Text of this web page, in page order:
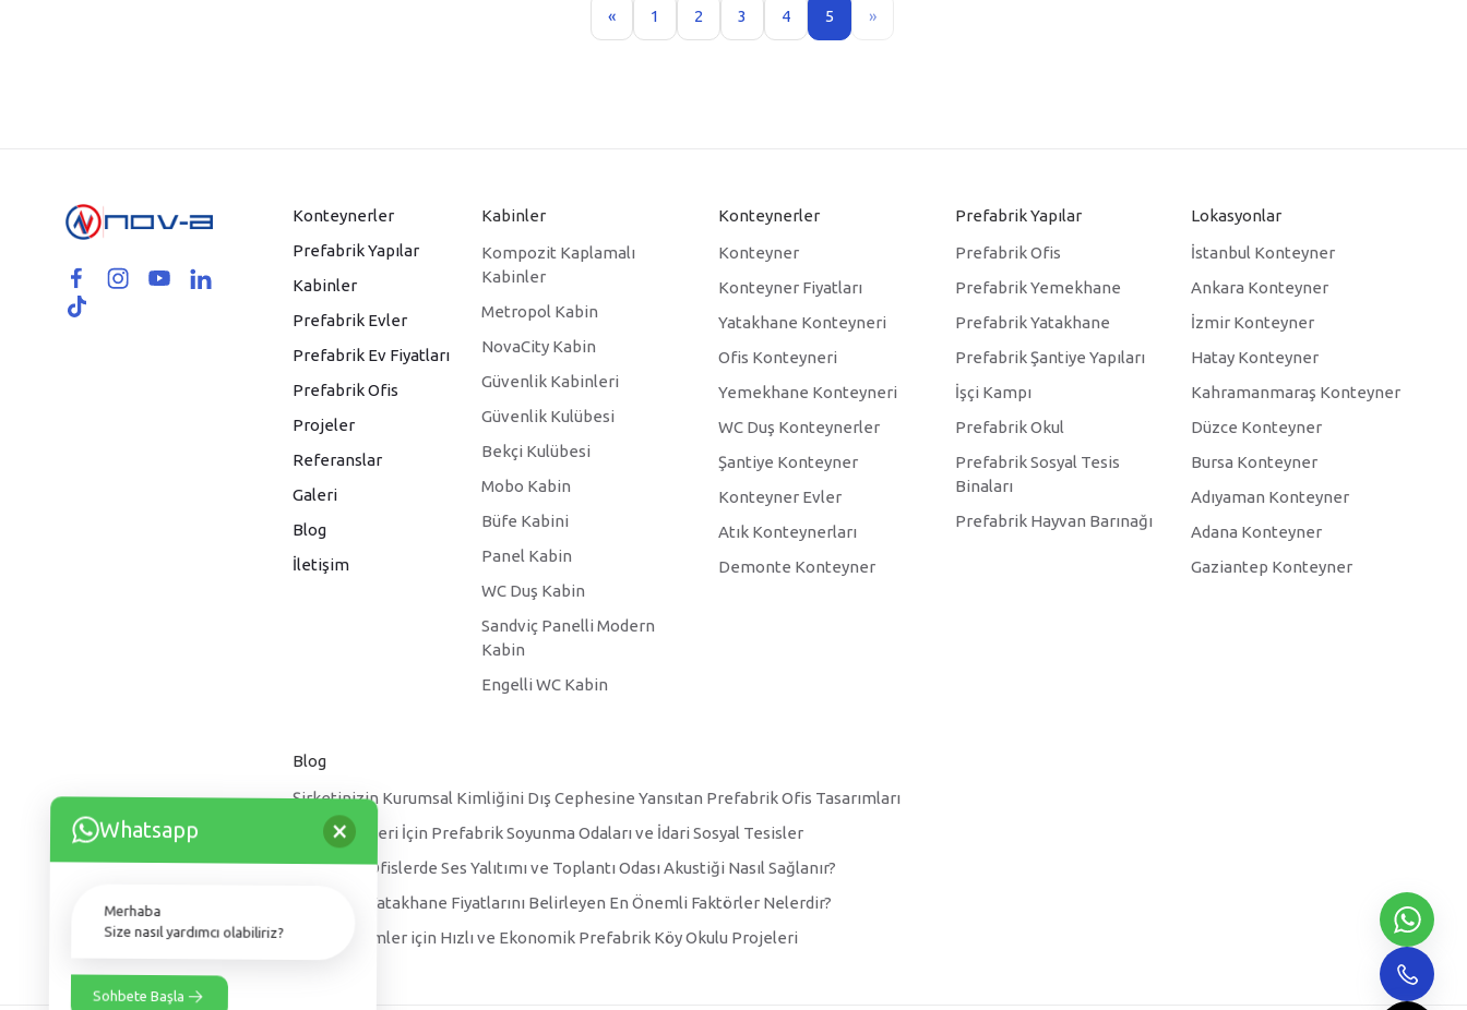
« 1 2 3 4 5 »
Konteynerler
Prefabrik Yapılar
Kabinler
Prefabrik Evler
Prefabrik Ev Fiyatları
Prefabrik Ofis
Projeler
Referanslar
Galeri
Blog
İletişim
Kabinler
Kompozit Kaplamalı
Kabinler
Metropol Kabin
NovaCity Kabin
Güvenlik Kabinleri
Güvenlik Kulübesi
Bekçi Kulübesi
Mobo Kabin
Büfe Kabini
Panel Kabin
WC Duş Kabin
Sandviç Panelli Modern
Kabin
Engelli WC Kabin
Konteynerler
Konteyner
Konteyner Fiyatları
Yatakhane Konteyneri
Ofis Konteyneri
Yemekhane Konteyneri
WC Duş Konteynerler
Şantiye Konteyner
Konteyner Evler
Atık Konteynerları
Demonte Konteyner
Prefabrik Yapılar
Prefabrik Ofis
Prefabrik Yemekhane
Prefabrik Yatakhane
Prefabrik Şantiye Yapıları
İşçi Kampı
Prefabrik Okul
Prefabrik Sosyal Tesis
Binaları
Prefabrik Hayvan Barınağı
Lokasyonlar
İstanbul Konteyner
Ankara Konteyner
İzmir Konteyner
Hatay Konteyner
Kahramanmaraş Konteyner
Düzce Konteyner
Bursa Konteyner
Adıyaman Konteyner
Adana Konteyner
Gaziantep Konteyner
Blog
Şirketinizin Kurumsal Kimliğini Dış Cephesine Yansıtan Prefabrik Ofis Tasarımları
Spor Kulüpleri İçin Prefabrik Soyunma Odaları ve İdari Sosyal Tesisler
Prefabrik Ofislerde Ses Yalıtımı ve Toplantı Odası Akustiği Nasıl Sağlanır?
Prefabrik Yatakhane Fiyatlarını Belirleyen En Önemli Faktörler Nelerdir?
Kırsal Kesimler için Hızlı ve Ekonomik Prefabrik Köy Okulu Projeleri
Whatsapp ×
Merhaba
Size nasıl yardımcı olabiliriz?
Sohbete Başla